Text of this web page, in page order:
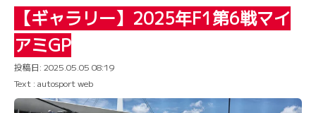
【ギャラリー】2025年F1第6戦マイ
アミGP
投稿日: 2025.05.05 08:19
Text : autosport web